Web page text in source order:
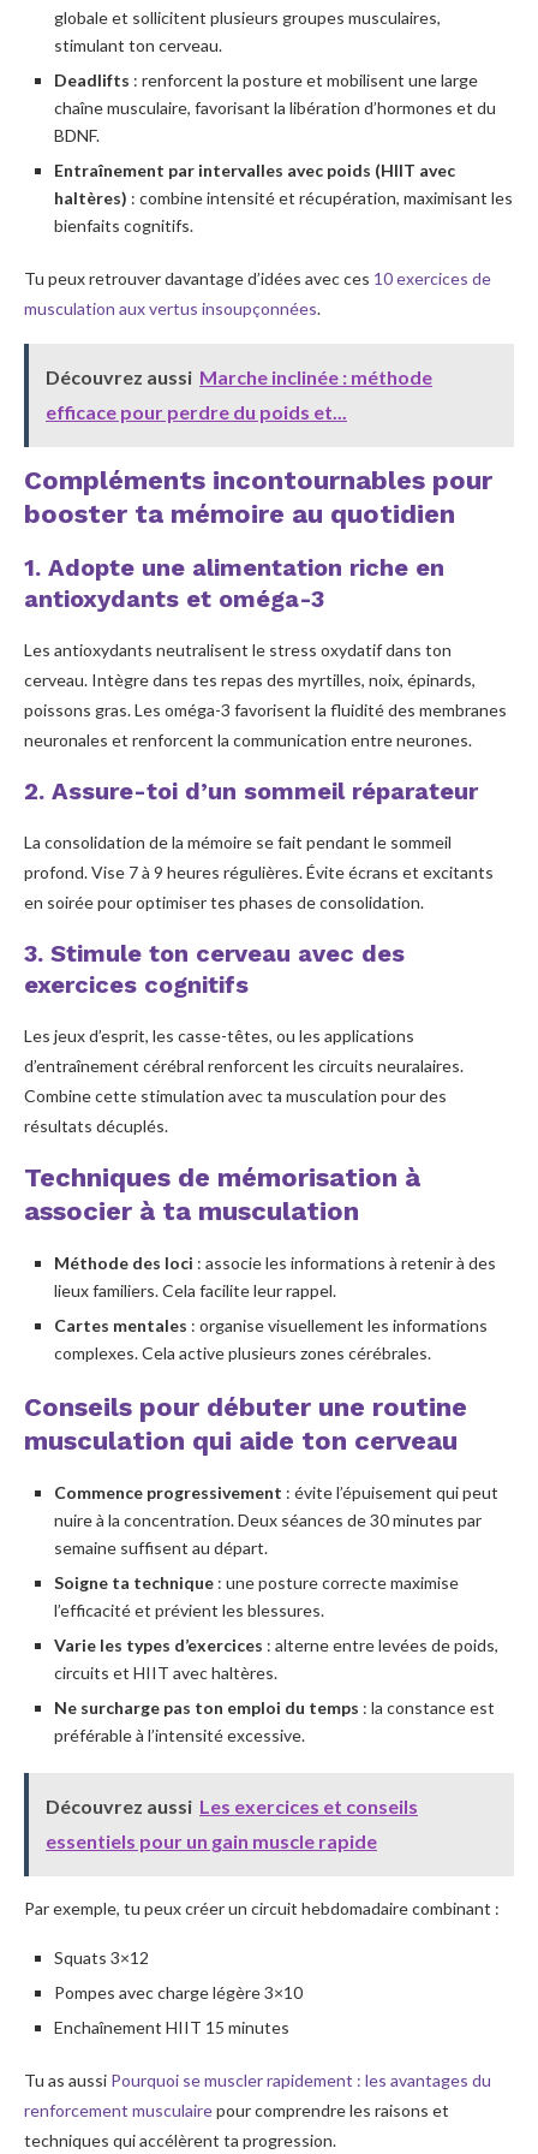
globale et sollicitent plusieurs groupes musculaires,
stimulant ton cerveau.
Deadlifts : renforcent la posture et mobilisent une large
chaîne musculaire, favorisant la libération d’hormones et du
BDNF.
Entraînement par intervalles avec poids (HIIT avec
haltères) : combine intensité et récupération, maximisant les
bienfaits cognitifs.
Tu peux retrouver davantage d’idées avec ces 10 exercices de
musculation aux vertus insoupçonnées.
Découvrez aussi Marche inclinée : méthode
efficace pour perdre du poids et...
Compléments incontournables pour
booster ta mémoire au quotidien
1. Adopte une alimentation riche en
antioxydants et oméga-3
Les antioxydants neutralisent le stress oxydatif dans ton
cerveau. Intègre dans tes repas des myrtilles, noix, épinards,
poissons gras. Les oméga-3 favorisent la fluidité des membranes
neuronales et renforcent la communication entre neurones.
2. Assure-toi d’un sommeil réparateur
La consolidation de la mémoire se fait pendant le sommeil
profond. Vise 7 à 9 heures régulières. Évite écrans et excitants
en soirée pour optimiser tes phases de consolidation.
3. Stimule ton cerveau avec des
exercices cognitifs
Les jeux d’esprit, les casse-têtes, ou les applications
d’entraînement cérébral renforcent les circuits neuralaires.
Combine cette stimulation avec ta musculation pour des
résultats décuplés.
Techniques de mémorisation à
associer à ta musculation
Méthode des loci : associe les informations à retenir à des
lieux familiers. Cela facilite leur rappel.
Cartes mentales : organise visuellement les informations
complexes. Cela active plusieurs zones cérébrales.
Conseils pour débuter une routine
musculation qui aide ton cerveau
Commence progressivement : évite l’épuisement qui peut
nuire à la concentration. Deux séances de 30 minutes par
semaine suffisent au départ.
Soigne ta technique : une posture correcte maximise
l’efficacité et prévient les blessures.
Varie les types d’exercices : alterne entre levées de poids,
circuits et HIIT avec haltères.
Ne surcharge pas ton emploi du temps : la constance est
préférable à l’intensité excessive.
Découvrez aussi Les exercices et conseils
essentiels pour un gain muscle rapide
Par exemple, tu peux créer un circuit hebdomadaire combinant :
Squats 3×12
Pompes avec charge légère 3×10
Enchaînement HIIT 15 minutes
Tu as aussi Pourquoi se muscler rapidement : les avantages du
renforcement musculairepour comprendre les raisons et
techniques qui accélèrent ta progression.